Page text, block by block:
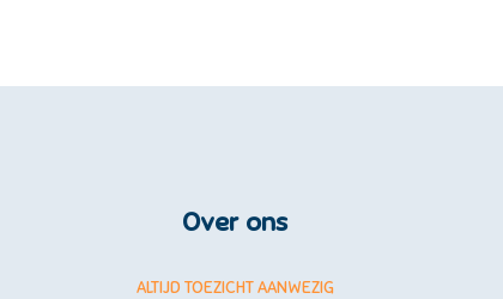
Over ons
ALTIJD TOEZICHT AANWEZIG